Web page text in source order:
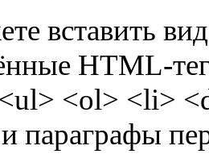
вставить
HTML-
<ol> <li>
параграфы